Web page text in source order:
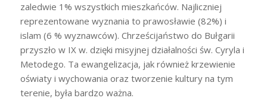
zaledwie 1% wszystkich mieszkańców. Najliczniej
reprezentowane wyznania to prawosławie (82%) i
islam (6 % wyznawców). Chrześcijaństwo do Bułgarii
przyszło w IX w. dzięki misyjnej działalności św. Cyryla i
Metodego. Ta ewangelizacja, jak również krzewienie
oświaty i wychowania oraz tworzenie kultury na tym
terenie, była bardzo ważna.